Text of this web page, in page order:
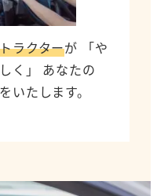
ラクターが 「や
く」 あなたの
いたします。